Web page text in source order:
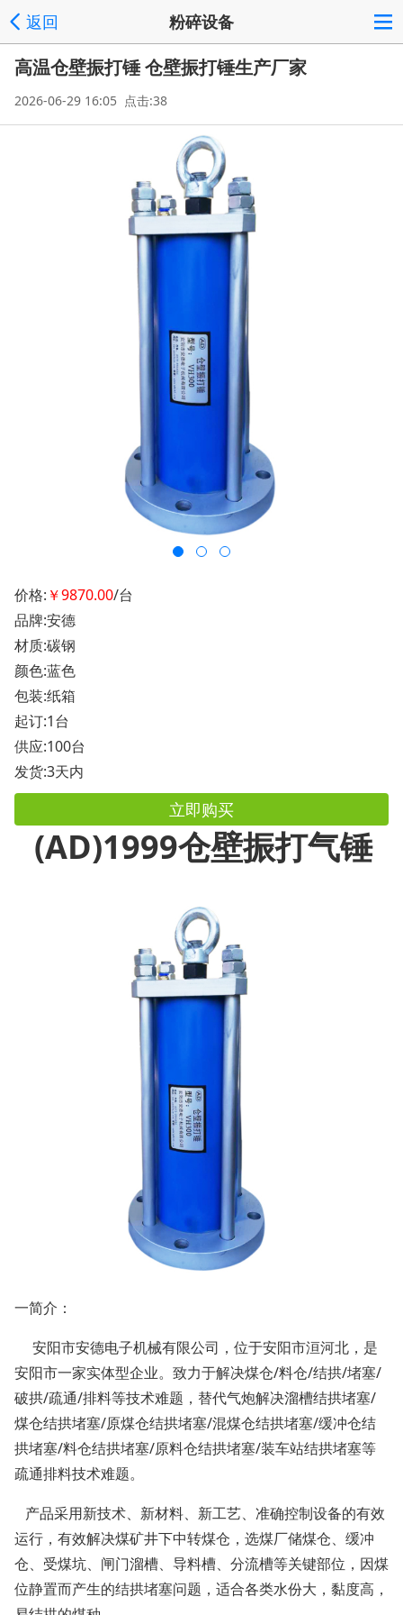
返回 粉碎设备
高温仓壁振打锤 仓壁振打锤生产厂家
2026-06-29 16:05 点击:38
价格: ￥9870.00/台
品牌:安德
材质:碳钢
颜色:蓝色
包装:纸箱
起订:1台
供应:100台
发货:3天内
立即购买
(AD)1999仓壁振打气锤
一简介：
安阳市安德电子机械有限公司，位于安阳市洹河北，是
安阳市一家实体型企业。致力于解决煤仓/料仓/结拱/堵塞/
破拱/疏通/排料等技术难题，替代气炮解决溜槽结拱堵塞/
煤仓结拱堵塞/原煤仓结拱堵塞/混煤仓结拱堵塞/缓冲仓结
拱堵塞/料仓结拱堵塞/原料仓结拱堵塞/装车站结拱堵塞等
疏通排料技术难题。
产品采用新技术、新材料、新工艺、准确控制设备的有效
运行，有效解决煤矿井下中转煤仓，选煤厂储煤仓、缓冲
仓、受煤坑、闸门溜槽、导料槽、分流槽等关键部位，因煤
位静置而产生的结拱堵塞问题，适合各类水份大，黏度高，